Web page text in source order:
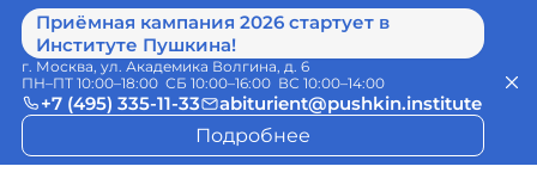
Приёмная кампания 2026 стартует в
Институте Пушкина!
г. Москва, ул. Академика Волгина, д. 6
ПН–ПТ 10:00–18:00 СБ 10:00–16:00 ВС 10:00–14:00
+7 (495) 335-11-33
abiturient@pushkin.institute
Подробнее